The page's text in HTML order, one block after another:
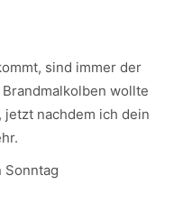
sind immer der
wollte
nachdem ich dein
Sonntag